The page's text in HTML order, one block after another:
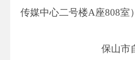
传媒中心二号楼A座808室）
保山市